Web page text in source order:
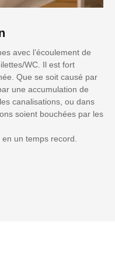
avec l’écoulement de
WC. Il est fort
Que se soit causé par
une accumulation de
canalisations, ou dans
soient bouchées par les
un temps record.